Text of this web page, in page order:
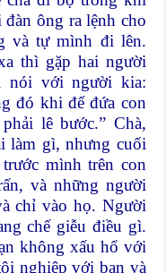
ông ra lệnh cho
và tự mình đi lên.
thì gặp hai người
nói với người kia:
đó khi để đứa con
lê bước.” Chà,
làm gì, nhưng cuối
mình trên con
và những người
chỉ vào họ. Người
chế giễu điều gì.
không xấu hổ với
nghiệp với bạn và